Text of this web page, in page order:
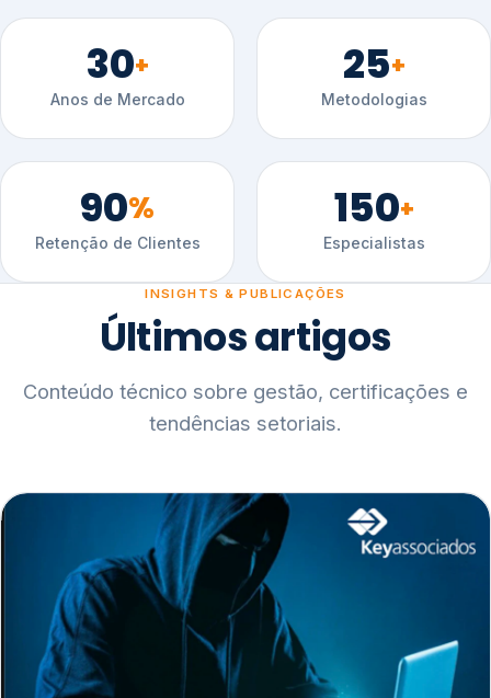
30+
Anos de Mercado
25+
Metodologias
90%
Retenção de Clientes
150+
Especialistas
INSIGHTS & PUBLICAÇÕES
Últimos artigos
Conteúdo técnico sobre gestão, certificações e
tendências setoriais.